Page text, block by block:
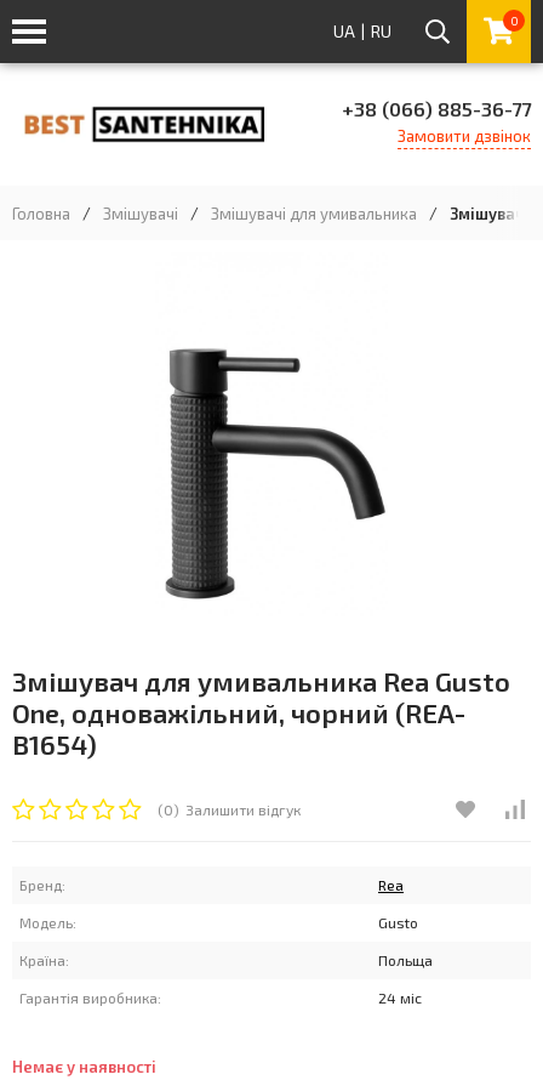
UA | RU 0
+38 (066) 885-36-77
Замовити дзвінок
Головна / Змішувачі / Змішувачі для умивальника / Змішувач
Змішувач для умивальника Rea Gusto
One, одноважільний, чорний (REA-
B1654)
(0) Залишити відгук
Бренд: Rea
Модель: Gusto
Країна: Польща
Гарантія виробника: 24 міс
Немає у наявності